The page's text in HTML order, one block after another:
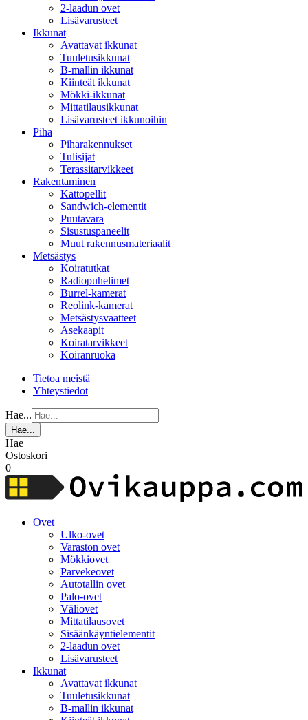
2-laadun ovet
Lisävarusteet
Ikkunat
Avattavat ikkunat
Tuuletusikkunat
B-mallin ikkunat
Kiinteät ikkunat
Mökki-ikkunat
Mittatilausikkunat
Lisävarusteet ikkunoihin
Piha
Piharakennukset
Tulisijat
Terassitarvikkeet
Rakentaminen
Kattopellit
Sandwich-elementit
Puutavara
Sisustuspaneelit
Muut rakennusmateriaalit
Metsästys
Koiratutkat
Radiopuhelimet
Burrel-kamerat
Reolink-kamerat
Metsästysvaatteet
Asekaapit
Koiratarvikkeet
Koiranruoka
Tietoa meistä
Yhteystiedot
Hae...
Hae...
Hae
Ostoskori
0
Ovet
Ulko-ovet
Varaston ovet
Mökkiovet
Parvekeovet
Autotallin ovet
Palo-ovet
Väliovet
Mittatilausovet
Sisäänkäyntielementit
2-laadun ovet
Lisävarusteet
Ikkunat
Avattavat ikkunat
Tuuletusikkunat
B-mallin ikkunat